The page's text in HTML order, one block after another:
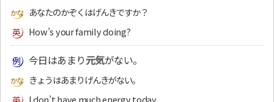
あなたのかぞくはげんきですか？
How’s your family doing?
今日はあまり元気がない。
きょうはあまりげんきがない。
I don’t have much energy today.